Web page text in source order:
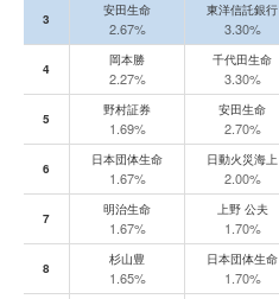
3
安田生命
2.67%
東洋信託銀行
3.30%
4
岡本勝
2.27%
千代田生命
3.30%
5
野村証券
1.69%
安田生命
2.70%
6
日本団体生命
1.67%
日動火災海上
2.00%
7
明治生命
1.67%
上野 公夫
1.70%
8
杉山豊
1.65%
日本団体生命
1.70%